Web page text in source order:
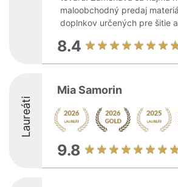
maloobchodný predaj
doplnkov určených pre šitie
8.4
Laureáti
Mia Samorin
9.8